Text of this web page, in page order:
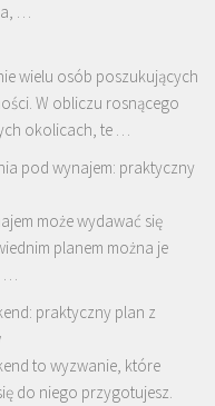
…
wielu osób poszukujących
W obliczu rosnącego
okolicach, te …
pod wynajem: praktyczny
może wydawać się
planem można je
…
praktyczny plan z
to wyzwanie, które
do niego przygotujesz.